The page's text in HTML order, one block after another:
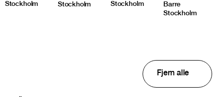
Stockholm
Stockholm
Stockholm
Barre
Stockholm
Fjern alle